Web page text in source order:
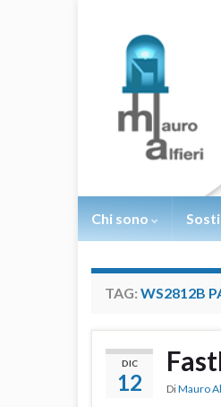
Chi sono
TAG: WS2812B
DIC
12 DiMauro